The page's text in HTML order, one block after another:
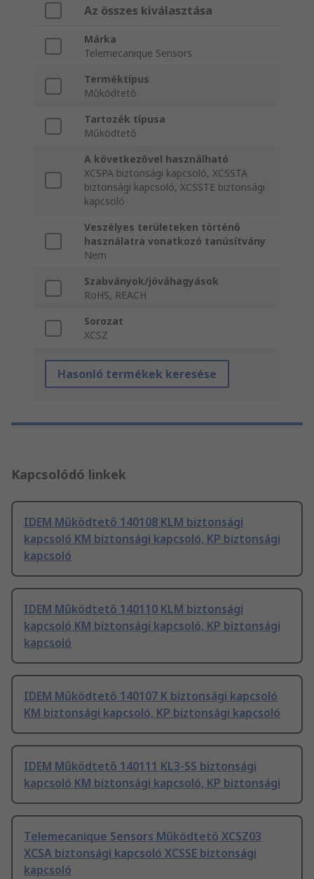
Az összes kiválasztása
Márka
Telemecanique Sensors
Terméktípus
Működtető
Tartozék típusa
Működtető
A következővel használható
XCSPA biztonsági kapcsoló, XCSSTA
biztonsági kapcsoló, XCSSTE biztonsági
kapcsoló
Veszélyes területeken történő
használatra vonatkozó tanúsítvány
Nem
Szabványok/jóváhagyások
RoHS, REACH
Sorozat
XCSZ
Hasonló termékek keresése
Kapcsolódó linkek
IDEM Működtető 140108 KLM biztonsági
kapcsoló KM biztonsági kapcsoló, KP biztonsági
kapcsoló
IDEM Működtető 140110 KLM biztonsági
kapcsoló KM biztonsági kapcsoló, KP biztonsági
kapcsoló
IDEM Működtető 140107 K biztonsági kapcsoló
KM biztonsági kapcsoló, KP biztonsági kapcsoló
IDEM Működtető 140111 KL3-SS biztonsági
kapcsoló KM biztonsági kapcsoló, KP biztonsági
Telemecanique Sensors Működtető XCSZ03
XCSA biztonsági kapcsoló XCSSE biztonsági
kapcsoló